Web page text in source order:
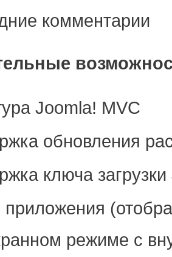
комментарии
Joomla! MVC
обновления
ключа
режиме с